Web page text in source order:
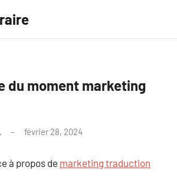
du moment marketing
février 28, 2024
à propos de marketing traduction